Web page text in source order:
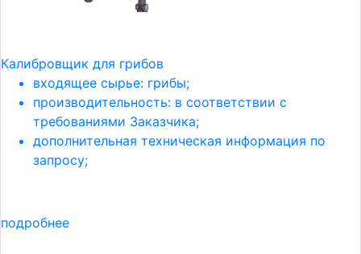
Калибровщик для грибов
входящее сырье: грибы;
производительность: в соответствии с
требованиями Заказчика;
дополнительная техническая информация по
запросу;
подробнее